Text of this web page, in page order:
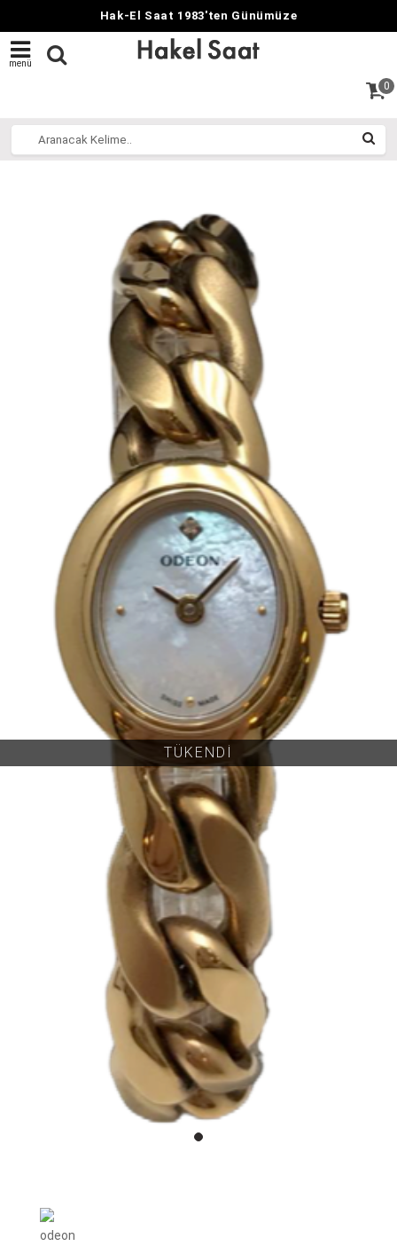
Hak-El Saat 1983'ten Günümüze
menü
0
TÜKENDİ